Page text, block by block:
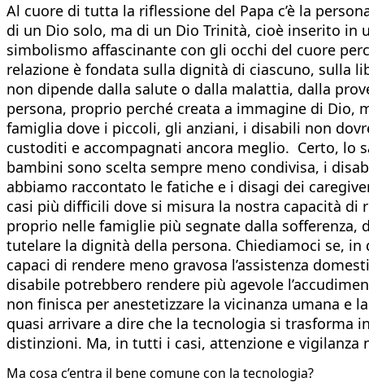
Al cuore di tutta la riflessione del Papa c’è la
di un Dio solo, ma di un Dio Trinità, cioè inserito in
simbolismo affascinante con gli occhi del cuore
relazione è fondata sulla dignità di ciascuno, sulla
non dipende dalla salute o dalla malattia, dalla
persona, proprio perché creata a immagine di Dio,
famiglia dove i piccoli, gli anziani, i disabili non
custoditi e accompagnati ancora meglio. Certo, lo
bambini sono scelta sempre meno condivisa, i
abbiamo raccontato le fatiche e i disagi dei
casi più difficili dove si misura la nostra capacità di
proprio nelle famiglie più segnate dalla sofferenza,
tutelare la dignità della persona. Chiediamoci se,
capaci di rendere meno gravosa l’assistenza
disabile potrebbero rendere più agevole
non finisca per anestetizzare la vicinanza umana
quasi arrivare a dire che la tecnologia si
distinzioni. Ma, in tutti i casi, attenzione e vigilanza
Ma cosa c’entra il bene comune con la tecnologia?